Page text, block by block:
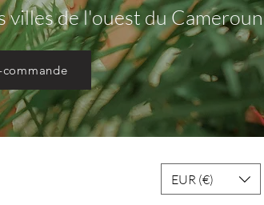
villes de l'ouest du Cameroun
EUR (€)